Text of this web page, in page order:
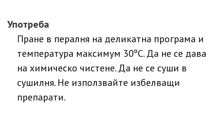
Употреба
Пране в пералня на деликатна програма и
температура максимум 30ºC. Да не се дава
на химическо чистене. Да не се суши в
сушилня. Не използвайте избелващи
препарати.